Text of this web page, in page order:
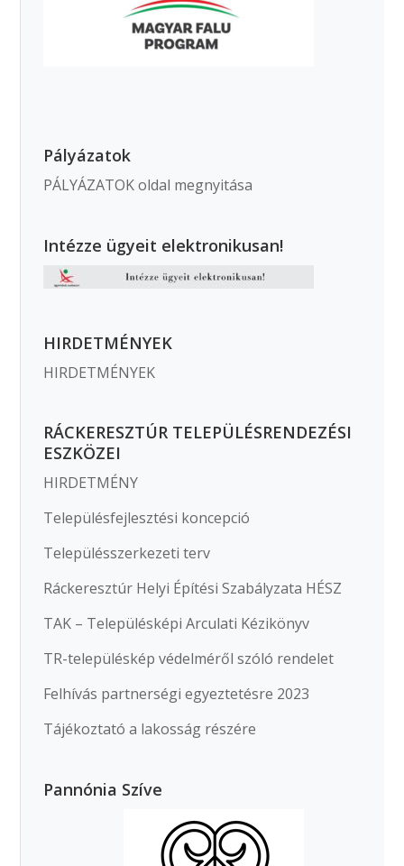
Pályázatok
PÁLYÁZATOK oldal megnyitása
Intézze ügyeit elektronikusan!
HIRDETMÉNYEK
HIRDETMÉNYEK
RÁCKERESZTÚR TELEPÜLÉSRENDEZÉSI
ESZKÖZEI
HIRDETMÉNY
Településfejlesztési koncepció
Településszerkezeti terv
Ráckeresztúr Helyi Építési Szabályzata HÉSZ
TAK – Településképi Arculati Kézikönyv
TR-településkép védelméről szóló rendelet
Felhívás partnerségi egyeztetésre 2023
Tájékoztató a lakosság részére
Pannónia Szíve